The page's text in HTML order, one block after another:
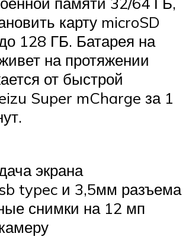
карту microSD
128 ГБ. Батарея на
на протяжении
от быстрой
Super mCharge за 1
экрана
typec и 3,5мм разъема
снимки на 12 мп